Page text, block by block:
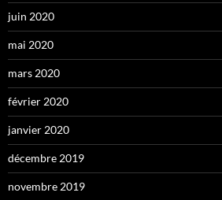
juin 2020
mai 2020
mars 2020
février 2020
janvier 2020
décembre 2019
novembre 2019